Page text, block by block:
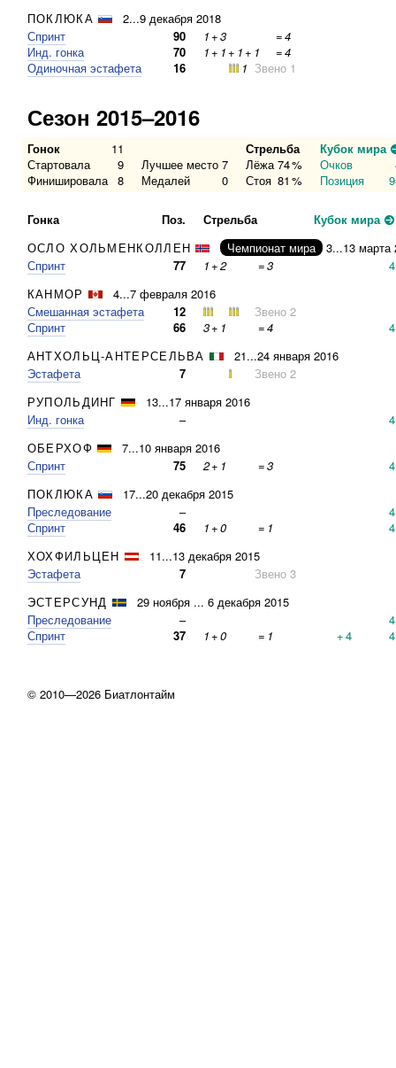
ПОКЛЮКА
2...9 декабря 2018
Спринт
90 1+3 =4
Инд. гонка
70 1+ 1+ 1+ 1 =4
Одиночная эстафета
16 1 Звено 1
Сезон 2015–2016
Гонок 11 Стрельба
Кубок мира
Стартовала
9 Лучшее место 7 Лёжа 74% Очков
Финишировала 8 Медалей 0 Стоя 81 % Позиция
Гонка Поз. Стрельба
Кубок мира
ОСЛО ХОЛЬМЕНКОЛЛЕН
Чемпионат мира
3...13 марта
Спринт
77 1+2 =3
4
КАНМОР
4...7 февраля 2016
Смешанная эстафета
12
Звено 2
Спринт
66 3+ 1 =4
4
АНТХОЛЬЦ-АНТЕРСЕЛЬВА
21...24 января 2016
Эстафета
7
Звено 2
РУПОЛЬДИНГ
13...17 января 2016
Инд. гонка
–
4
ОБЕРХОФ
7...10 января 2016
Спринт
75 2+ 1 =3
4
ПОКЛЮКА
17...20 декабря 2015
Преследование
–
4
Спринт
46 1+0 = 1
4
ХОХФИЛЬЦЕН
11...13 декабря 2015
Эстафета
7
Звено 3
ЭСТЕРСУНД
29 ноября ... 6 декабря 2015
Преследование
–
4
Спринт
37 1+0 = 1 +4 4
© 2010—2026 Биатлонтайм